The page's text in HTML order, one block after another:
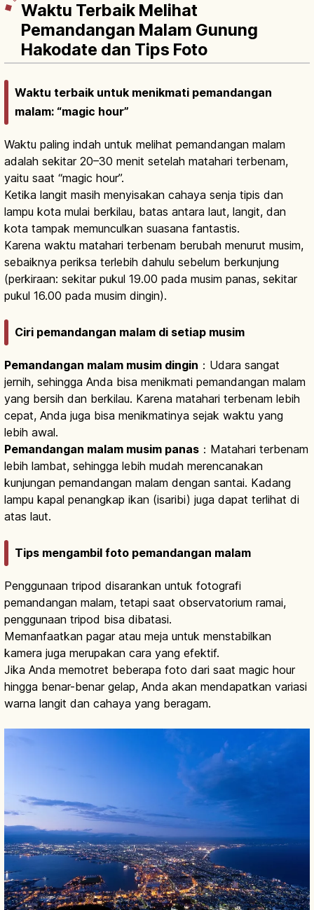
Waktu Terbaik Melihat
Pemandangan Malam Gunung
Hakodate dan Tips Foto
Waktu terbaik untuk menikmati pemandangan
malam: “magic hour”
Waktu paling indah untuk melihat pemandangan malam
adalah sekitar 20–30 menit setelah matahari terbenam,
yaitu saat “magic hour”.
Ketika langit masih menyisakan cahaya senja tipis dan
lampu kota mulai berkilau, batas antara laut, langit, dan
kota tampak memunculkan suasana fantastis.
Karena waktu matahari terbenam berubah menurut musim,
sebaiknya periksa terlebih dahulu sebelum berkunjung
(perkiraan: sekitar pukul 19.00 pada musim panas, sekitar
pukul 16.00 pada musim dingin).
Ciri pemandangan malam di setiap musim
Pemandangan malam musim dingin ：Udara sangat
jernih, sehingga Anda bisa menikmati pemandangan malam
yang bersih dan berkilau. Karena matahari terbenam lebih
cepat, Anda juga bisa menikmatinya sejak waktu yang
lebih awal.
Pemandangan malam musim panas ：Matahari terbenam
lebih lambat, sehingga lebih mudah merencanakan
kunjungan pemandangan malam dengan santai. Kadang
lampu kapal penangkap ikan (isaribi) juga dapat terlihat di
atas laut.
Tips mengambil foto pemandangan malam
Penggunaan tripod disarankan untuk fotografi
pemandangan malam, tetapi saat observatorium ramai,
penggunaan tripod bisa dibatasi.
Memanfaatkan pagar atau meja untuk menstabilkan
kamera juga merupakan cara yang efektif.
Jika Anda memotret beberapa foto dari saat magic hour
hingga benar-benar gelap, Anda akan mendapatkan variasi
warna langit dan cahaya yang beragam.